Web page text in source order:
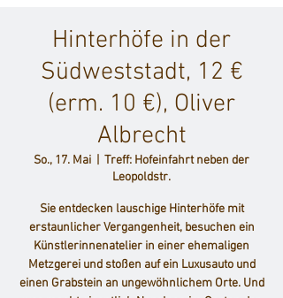
Hinterhöfe in der
Südweststadt, 12 €
(erm. 10 €), Oliver
Albrecht
So., 17. Mai
Treff: Hofeinfahrt neben der
Leopoldstr.
Sie entdecken lauschige Hinterhöfe mit
erstaunlicher Vergangenheit, besuchen ein
Künstlerinnenatelier in einer ehemaligen
Metzgerei und stoßen auf ein Luxusauto und
einen Grabstein an ungewöhnlichem Orte. Und